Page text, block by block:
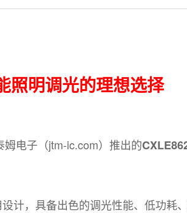
照明调光的理想选择
电子（jtm-ic.com）推出的
计，具备出色的调光性能、低功耗